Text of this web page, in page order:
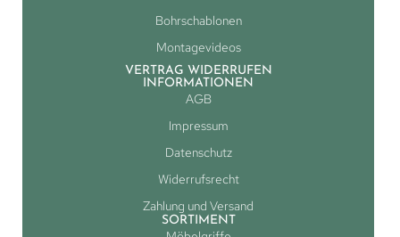
Bohrschablonen
Montagevideos
VERTRAG WIDERRUFEN
INFORMATIONEN
AGB
Impressum
Datenschutz
Widerrufsrecht
Zahlung und Versand
SORTIMENT